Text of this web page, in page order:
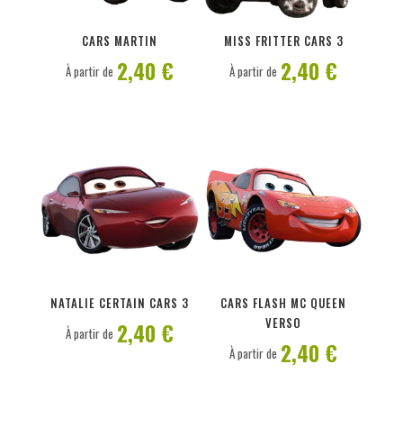
CARS MARTIN
À partir de 2,40 €
MISS FRITTER CARS 3
PERSONNALISER
À partir de 2,40 €
NATALIE CERTAIN CARS 3
À partir de 2,40 €
CARS FLASH MC QUEEN
VERSO
À partir de 2,40 €